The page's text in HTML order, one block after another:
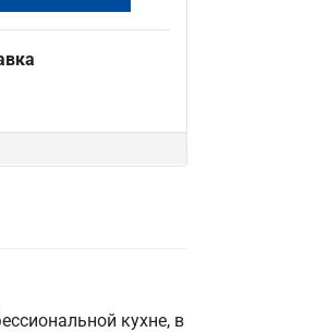
кухне, в